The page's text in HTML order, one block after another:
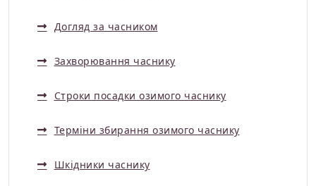
Догляд за часником
Захворювання часнику
Строки посадки озимого часнику
Терміни збирання озимого часнику
Шкідники часнику